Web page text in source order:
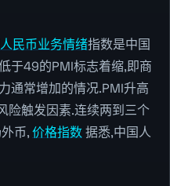
民币业务情绪指数是中国
于49的PMI标志着缩,即商
通常增加的情况.PMI升高
险触发因素.连续两到三个
币,价格指数据悉,中国人